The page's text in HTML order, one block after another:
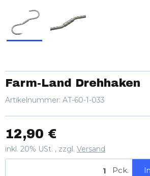
Farm-Land Drehhaken
Artikelnummer: AT-60-1-033
12,90 €
inkl. 20% USt. , zzgl. Versand
Pck.